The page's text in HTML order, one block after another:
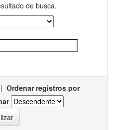
de busca.
| Ordenar registros por